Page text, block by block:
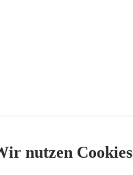
nutzen Cookies